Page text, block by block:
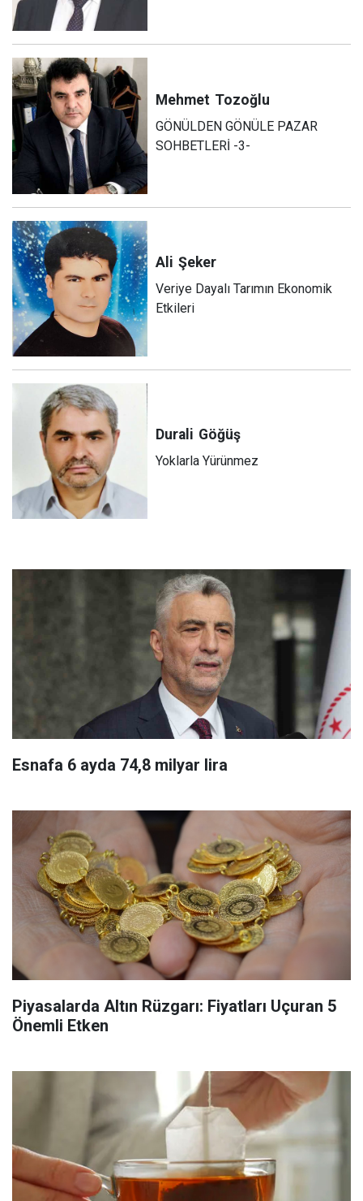
Mehmet Tozoğlu
GÖNÜLDEN GÖNÜLE PAZAR
SOHBETLERİ -3-
Ali Şeker
Veriye Dayalı Tarımın Ekonomik
Etkileri
Durali Göğüş
Yoklarla Yürünmez
Esnafa 6 ayda 74,8 milyar lira
Piyasalarda Altın Rüzgarı: Fiyatları Uçuran 5
Önemli Etken